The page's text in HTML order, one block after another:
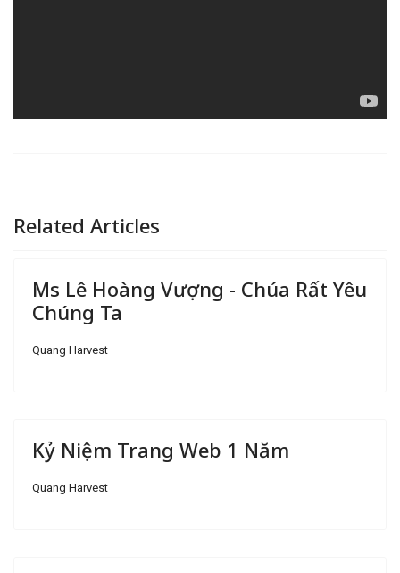
Related Articles
Ms Lê Hoàng Vượng - Chúa Rất Yêu
Chúng Ta
Quang Harvest
Kỷ Niệm Trang Web 1 Năm
Quang Harvest